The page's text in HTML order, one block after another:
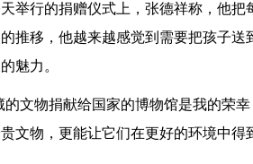
举行的捐赠仪式上，张德祥称，他把
推移，他越来越感觉到需要把孩子送
的魅力。
的文物捐献给国家的博物馆是我的荣
文物，更能让它们在更好的环境中得